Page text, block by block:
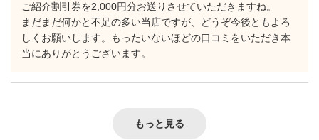
ご紹介割引券を2,000円分お送りさせていただきますね。
まだまだ何かと不足の多い当店ですが、どうぞ今後ともよろ
しくお願いします。もったいないほどの口コミをいただき本
当にありがとうございます。
もっと見る